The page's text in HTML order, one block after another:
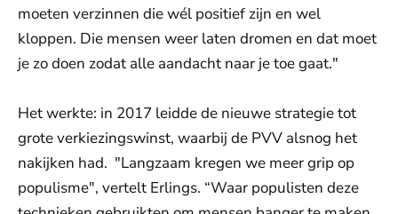
moeten verzinnen die wél positief zijn en wel
kloppen. Die mensen weer laten dromen en dat moet
je zo doen zodat alle aandacht naar je toe gaat."
Het werkte: in 2017 leidde de nieuwe strategie tot
grote verkiezingswinst, waarbij de PVV alsnog het
nakijken had. "Langzaam kregen we meer grip op
populisme", vertelt Erlings. “Waar populisten deze